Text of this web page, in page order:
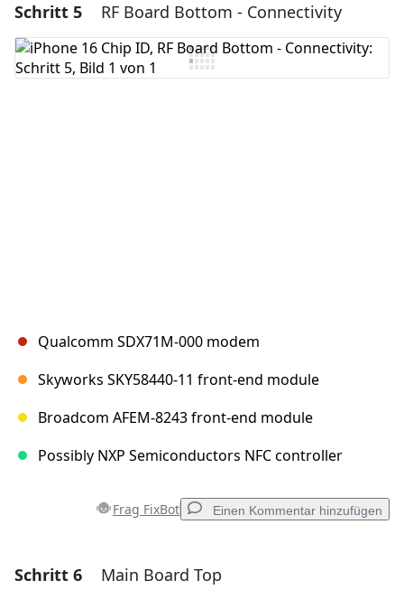
Schritt 5 RF Board Bottom - Connectivity
Qualcomm SDX71M-000 modem
Skyworks SKY58440-11 front-end module
Broadcom AFEM-8243 front-end module
Possibly NXP Semiconductors NFC controller
Frag FixBot Einen Kommentar hinzufügen
Einen Kommentar hinzufügen
Schritt 6 Main Board Top